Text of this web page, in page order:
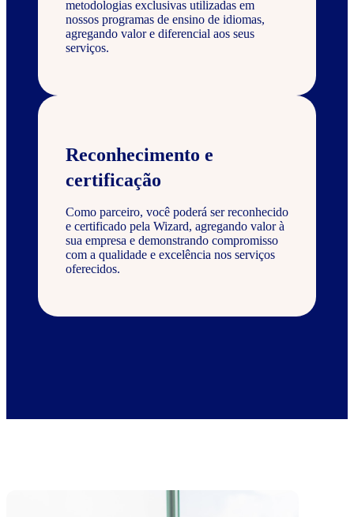
metodologias exclusivas utilizadas em
nossos programas de ensino de idiomas,
agregando valor e diferencial aos seus
serviços.
Reconhecimento e
certificação
Como parceiro, você poderá ser reconhecido
e certificado pela Wizard, agregando valor à
sua empresa e demonstrando compromisso
com a qualidade e excelência nos serviços
oferecidos.